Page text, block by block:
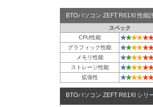
BTOパソコン ZEFT R61XI 性能
スペック
CPU性能
★★★★★★
グラフィック性能 ★★★★★★
メモリ性能 ★★★★★★
ストレージ性能 ★★★★★★
拡張性 ★★★★★★
BTOパソコン ZEFT R61XI シリ